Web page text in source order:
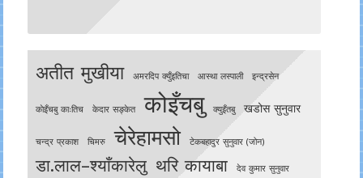
अतीत मुखीया अमरदिप क्युँइतिचा आस्था लस्पाली इन्द्रसेन
काेइँचबु काःतिच केदार सङ्केत कोइँचबु क्युइँतबु खडोस सुनुवार
चन्द्र प्रकाश चिमरु चेरेहामसो टेकबहादुर सुनुवार (जोन)
डा.लाल–श्याँकारेलु थरि कायाबा देव कुमार सुनुवार